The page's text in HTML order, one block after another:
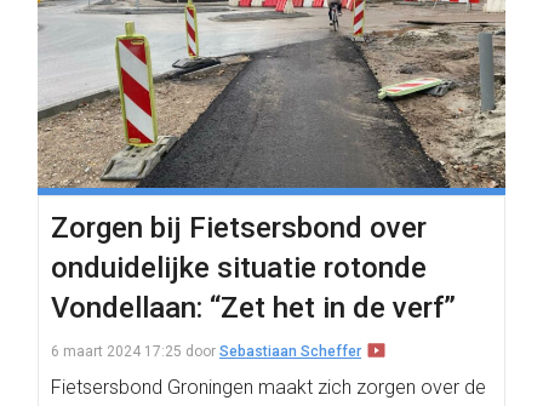
Zorgen bij Fietsersbond over
onduidelijke situatie rotonde
Vondellaan: “Zet het in de verf”
6 maart 2024 17:25 door Sebastiaan Scheffer
Fietsersbond Groningen maakt zich zorgen over de